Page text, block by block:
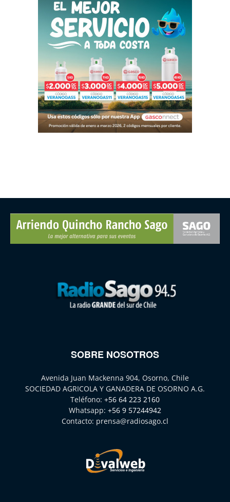
SOBRE NOSOTROS
Avenida Juan Mackenna 904, Osorno, Chile
SOCIEDAD AGRICOLA Y GANADERA DE OSORNO A.G.
Teléfono: +56 64 223 2160
Whatsapp: +56 9 57244942
Contacto: prensa@radiosago.cl